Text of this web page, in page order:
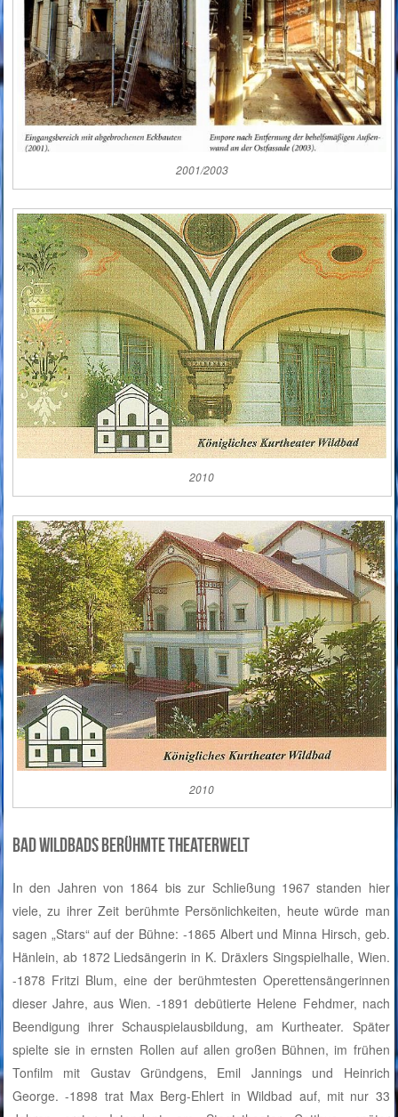
2001/2003
2010
2010
Bad Wildbads berühmte Theaterwelt
In den Jahren von 1864 bis zur Schließung 1967 standen hier
viele, zu ihrer Zeit berühmte Persönlichkeiten, heute würde man
sagen „Stars“ auf der Bühne: -1865 Albert und Minna Hirsch, geb.
Hänlein, ab 1872 Liedsängerin in K. Dräxlers Singspielhalle, Wien.
-1878 Fritzi Blum, eine der berühmtesten Operettensängerinnen
dieser Jahre, aus Wien. -1891 debütierte Helene Fehdmer, nach
Beendigung ihrer Schauspielausbildung, am Kurtheater. Später
spielte sie in ernsten Rollen auf allen großen Bühnen, im frühen
Tonfilm mit Gustav Gründgens, Emil Jannings und Heinrich
George. -1898 trat Max Berg-Ehlert in Wildbad auf, mit nur 33